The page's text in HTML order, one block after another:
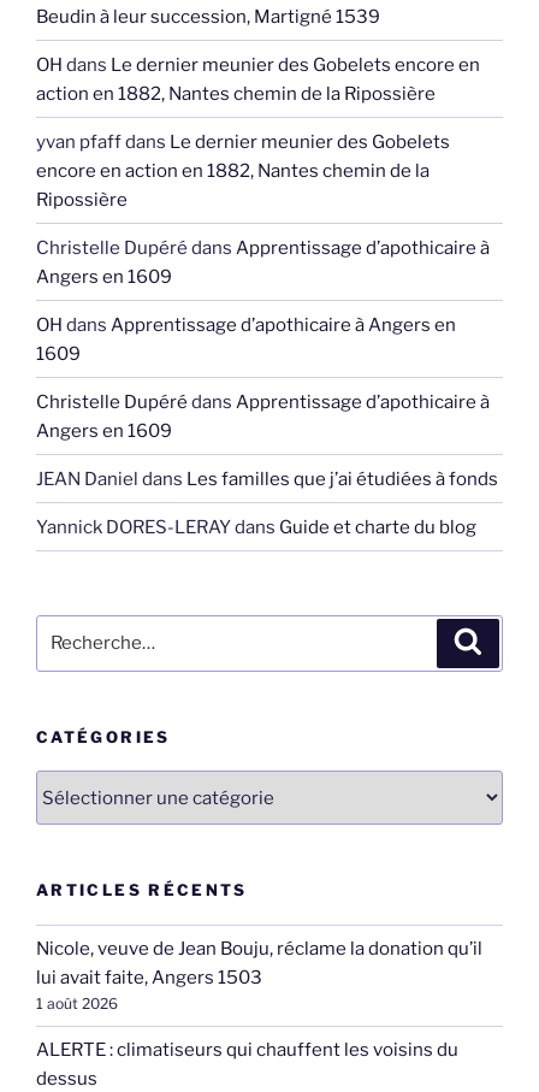
Beudin à leur succession, Martigné 1539
OH dans Le dernier meunier des Gobelets encore en
action en 1882, Nantes chemin de la Ripossière
yvan pfaffdans Le dernier meunier des Gobelets
encore en action en 1882, Nantes chemin de la
Ripossière
Christelle Dupéré dans Apprentissage d’apothicaire à
Angers en 1609
OH dans Apprentissage d’apothicaire à Angers en
1609
Christelle Dupéré dans Apprentissage d’apothicaire à
Angers en 1609
JEAN Daniel dans Les familles que j’ai étudiées à fonds
Yannick DORES-LERAYdans Guide et charte du blog
pour
CATÉGORIES
ARTICLES RÉCENTS
Nicole, veuve de Jean Bouju, réclame la donation qu’il
lui avait faite, Angers 1503
1 août 2026
ALERTE : climatiseurs qui chauffent les voisins du
dessus